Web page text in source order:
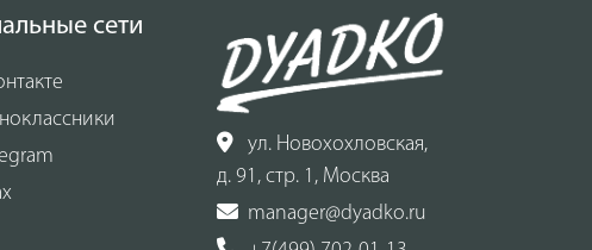
сети
ул. Новохохловская,
д. 91, стр. 1, Москва
manager@dyadko.ru